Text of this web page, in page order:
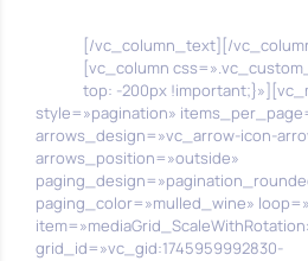
[/vc_column_text][/
[vc_column
top: -200px
style=»pagination»
arrows_design=»vc_arrow-icon-
arrows_position=»outside»
paging_color=»mulled_wine»
grid_id=»vc_gid:1745959992830-